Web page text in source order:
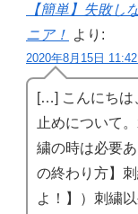
【簡単】失敗し
ニア！ より:
2020年8月15日
[…] こんにちは
止めについて
繍の時は必要
の終わり方】
よ！】）刺繍